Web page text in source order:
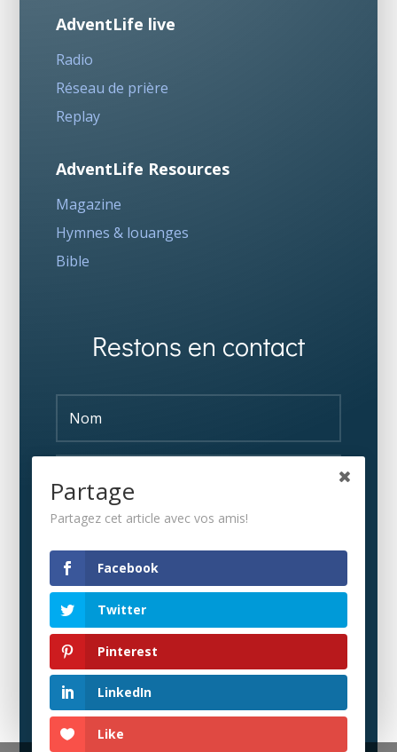
AdventLife live
Radio
Réseau de prière
Replay
AdventLife Resources
Magazine
Hymnes & louanges
Bible
Restons en contact
Partage
Partagez cet article avec vos amis!
Facebook
Twitter
Pinterest
LinkedIn
Like